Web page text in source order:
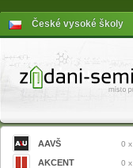
České vysoké školy
AAVŠ 0 x
AKCENT 0 x